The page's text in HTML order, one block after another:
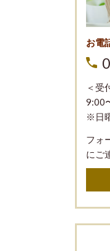
お電
＜受
9:00
※日
フォ
にご